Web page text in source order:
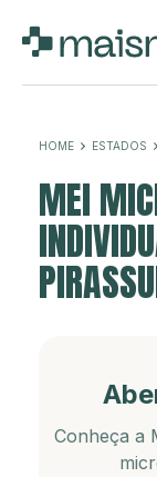
HOME ESTADOS
MEI
Conheça a